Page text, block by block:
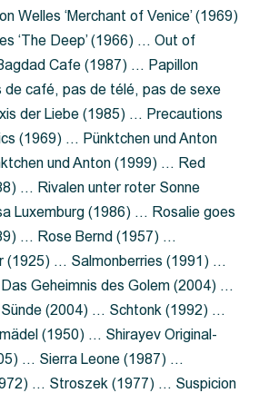
Welles ‘Merchant of Venice’ (1969)
‘The Deep’ (1966) … Out of
Cafe (1987) … Papillon
café, pas de télé, pas de sexe
der Liebe (1985) … Precautions
(1969) … Pünktchen und Anton
und Anton (1999) … Red
… Rivalen unter roter Sonne
Luxemburg (1986) … Rosalie goes
… Rose Bernd (1957) …
(1925) … Salmonberries (1991) …
Geheimnis des Golem (2004) …
Sünde (2004) … Schtonk (1992) …
(1950) … Shirayev Original-
… Sierra Leone (1987) …
… Stroszek (1977) … Suspicion